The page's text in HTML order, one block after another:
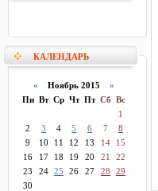
КАЛЕНДАРЬ
« Ноябрь 2015 »
Пн Вт Ср Чт Пт Сб Вс
1
2
3 4 5 6 7
8
9
10 11 12 13 14
15
16
17 18 19 20 21
22
23
24 25 26 27 28
29
30